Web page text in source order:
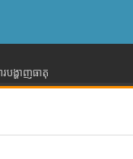
របង្ហាញធាតុ